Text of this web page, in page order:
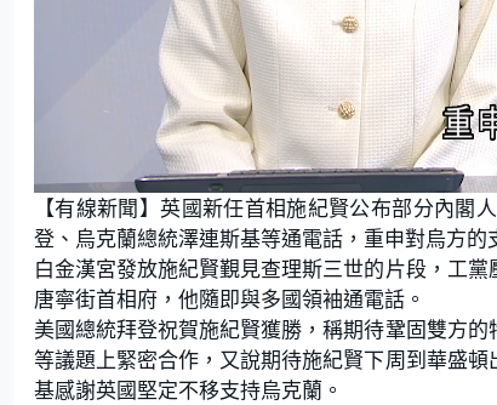
U
n
m
u
t
e
L
a
d
d
:
3
6
7
3
%
【有線新聞】英國新任首相施紀賢公布部分內
登、烏克蘭總統澤連斯基等通電話，重申對烏方的
白金漢宮發放施紀賢覲見查理斯三世的片段，工
唐寧街首相府，他隨即與多國領袖通電話。
美國總統拜登祝賀施紀賢獲勝，稱期待鞏固雙方
等議題上緊密合作，又說期待施紀賢下周到華盛
基感謝英國堅定不移支持烏克蘭。